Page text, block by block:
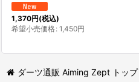
1,370円(税込)
希望小売価格: 1,450円
ダーツ通販 Aiming Zept トップ